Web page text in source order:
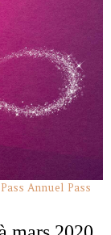
Annuel Pass